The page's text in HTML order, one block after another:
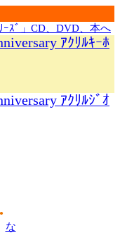
ﾘｰｽﾞ」CD、DVD、本へ
ｱｸﾘﾙｷｰﾎ
ｱｸﾘﾙｼﾞｵ
●
な